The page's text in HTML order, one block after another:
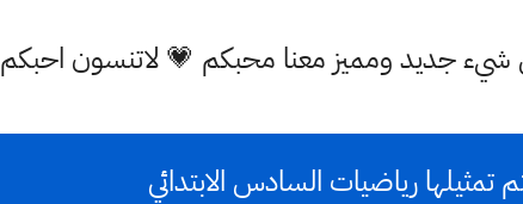
شيء جديد ومميز معنا محبكم 💗 لاتنسون احبكم
رياضيات السادس الابتدائي